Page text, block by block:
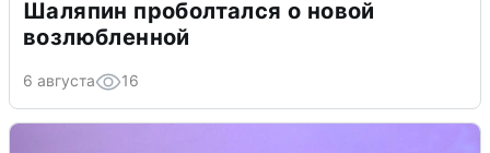
Шаляпин проболтался о новой
возлюбленной
6 августа 16